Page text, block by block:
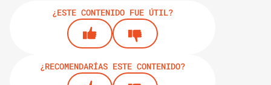
¿ESTE CONTENIDO FUE ÚTIL?
¿RECOMENDARÍAS ESTE CONTENIDO?